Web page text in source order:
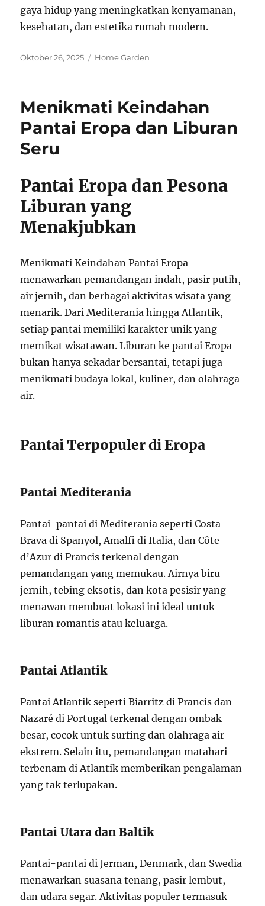
gaya hidup yang meningkatkan kenyamanan,
kesehatan, dan estetika rumah modern.
Posted
Oktober 26, 2025 Categories
Home Garden
Menikmati Keindahan
Pantai Eropa dan Liburan
Seru
Pantai Eropa dan Pesona
Liburan yang
Menakjubkan
Menikmati Keindahan Pantai Eropa
menawarkan pemandangan indah, pasir putih,
air jernih, dan berbagai aktivitas wisata yang
menarik. Dari Mediterania hingga Atlantik,
setiap pantai memiliki karakter unik yang
memikat wisatawan. Liburan ke pantai Eropa
bukan hanya sekadar bersantai, tetapi juga
menikmati budaya lokal, kuliner, dan olahraga
air.
Pantai Terpopuler di Eropa
Pantai Mediterania
Pantai-pantai di Mediterania seperti Costa
Brava di Spanyol, Amalfi di Italia, dan Côte
d’Azur di Prancis terkenal dengan
pemandangan yang memukau. Airnya biru
jernih, tebing eksotis, dan kota pesisir yang
menawan membuat lokasi ini ideal untuk
liburan romantis atau keluarga.
Pantai Atlantik
Pantai Atlantik seperti Biarritz di Prancis dan
Nazaré di Portugal terkenal dengan ombak
besar, cocok untuk surfing dan olahraga air
ekstrem. Selain itu, pemandangan matahari
terbenam di Atlantik memberikan pengalaman
yang tak terlupakan.
Pantai Utara dan Baltik
Pantai-pantai di Jerman, Denmark, dan Swedia
menawarkan suasana tenang, pasir lembut,
dan udara segar. Aktivitas populer termasuk